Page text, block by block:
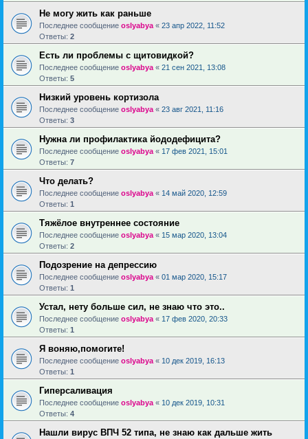
Не могу жить как раньше
Последнее сообщение oslyabya « 23 апр 2022, 11:52
Ответы: 2
Есть ли проблемы с щитовидкой?
Последнее сообщение oslyabya « 21 сен 2021, 13:08
Ответы: 5
Низкий уровень кортизола
Последнее сообщение oslyabya « 23 авг 2021, 11:16
Ответы: 3
Нужна ли профилактика йододефицита?
Последнее сообщение oslyabya « 17 фев 2021, 15:01
Ответы: 7
Что делать?
Последнее сообщение oslyabya « 14 май 2020, 12:59
Ответы: 1
Тяжёлое внутреннее состояние
Последнее сообщение oslyabya « 15 мар 2020, 13:04
Ответы: 2
Подозрение на депрессию
Последнее сообщение oslyabya « 01 мар 2020, 15:17
Ответы: 1
Устал, нету больше сил, не знаю что это..
Последнее сообщение oslyabya « 17 фев 2020, 20:33
Ответы: 1
Я воняю,помогите!
Последнее сообщение oslyabya « 10 дек 2019, 16:13
Ответы: 1
Гиперсаливация
Последнее сообщение oslyabya « 10 дек 2019, 10:31
Ответы: 4
Нашли вирус ВПЧ 52 типа, не знаю как дальше жить